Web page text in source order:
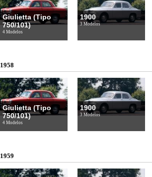
Giulietta (Tipo
750/101)
4 Modelos
1900
3 Modelos
1958
Giulietta (Tipo
750/101)
4 Modelos
1900
3 Modelos
1959